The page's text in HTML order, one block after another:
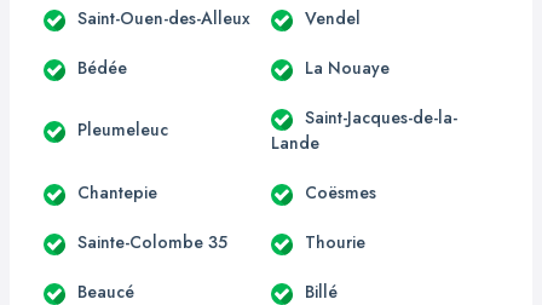
Saint-Ouen-des-Alleux Vendel
Bédée La Nouaye
Pleumeleuc
Saint-Jacques-de-la-
Lande
Chantepie Coësmes
Sainte-Colombe 35 Thourie
Beaucé Billé